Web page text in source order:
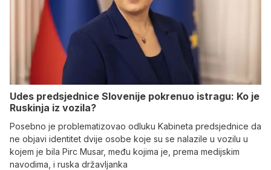
Udes predsjednice Slovenije pokrenuo istragu: Ko je
Ruskinja iz vozila?
Posebno je problematizovao odluku Kabineta predsjednice da
ne objavi identitet dvije osobe koje su se nalazile u vozilu u
kojem je bila Pirc Musar, među kojima je, prema medijskim
navodima, i ruska državljanka